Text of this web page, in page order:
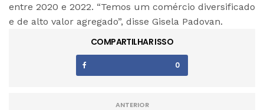
entre 2020 e 2022. “Temos um comércio diversificado
e de alto valor agregado”, disse Gisela Padovan.
COMPARTILHAR ISSO
0
ANTERIOR